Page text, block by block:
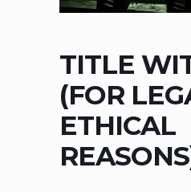
TITLE
(FOR
ETHICAL